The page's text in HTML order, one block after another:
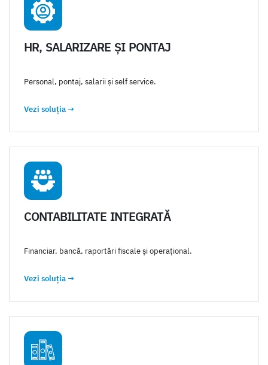
HR, SALARIZARE ȘI PONTAJ
Personal, pontaj, salarii și self service.
Vezi soluția →
CONTABILITATE INTEGRATĂ
Financiar, bancă, raportări fiscale și operațional.
Vezi soluția →